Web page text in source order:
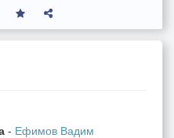
- Ефимов Вадим